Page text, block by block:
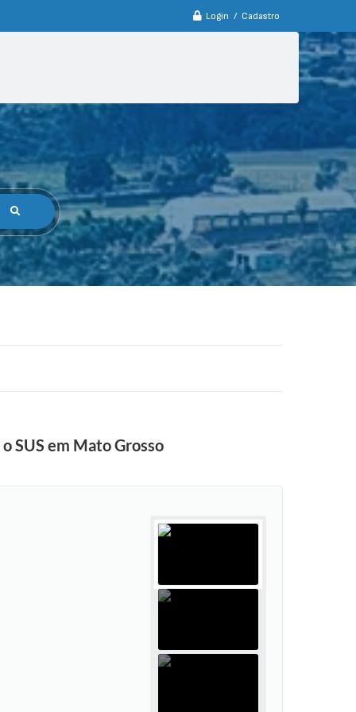
Login / Cadastro
SUS em Mato Grosso